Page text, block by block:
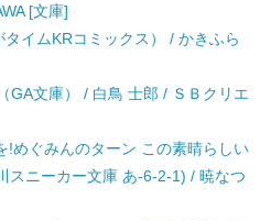
[文庫]
イムKRコミックス） / かきふら
GA文庫） / 白鳥 士郎 / ＳＢクリエ
!めぐみんのターン この素晴らしい
スニーカー文庫 あ-6-2-1) / 暁なつ